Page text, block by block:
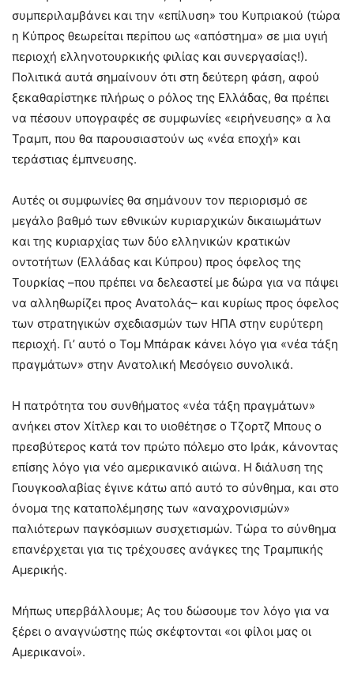
συμπεριλαμβάνει και την «επίλυση» του Κυπριακού (τώρα
η Κύπρος θεωρείται περίπου ως «απόστημα» σε μια υγιή
περιοχή ελληνοτουρκικής φιλίας και συνεργασίας!).
Πολιτικά αυτά σημαίνουν ότι στη δεύτερη φάση, αφού
ξεκαθαρίστηκε πλήρως ο ρόλος της Ελλάδας, θα πρέπει
να πέσουν υπογραφές σε συμφωνίες «ειρήνευσης» α λα
Τραμπ, που θα παρουσιαστούν ως «νέα εποχή» και
τεράστιας έμπνευσης.
Αυτές οι συμφωνίες θα σημάνουν τον περιορισμό σε
μεγάλο βαθμό των εθνικών κυριαρχικών δικαιωμάτων
και της κυριαρχίας των δύο ελληνικών κρατικών
οντοτήτων (Ελλάδας και Κύπρου) προς όφελος της
Τουρκίας –που πρέπει να δελεαστεί με δώρα για να πάψει
να αλληθωρίζει προς Ανατολάς– και κυρίως προς όφελος
των στρατηγικών σχεδιασμών των ΗΠΑ στην ευρύτερη
περιοχή. Γι’ αυτό ο Τομ Μπάρακ κάνει λόγο για «νέα τάξη
πραγμάτων» στην Ανατολική Μεσόγειο συνολικά.
Η πατρότητα του συνθήματος «νέα τάξη πραγμάτων»
ανήκει στον Χίτλερ και το υιοθέτησε ο Τζορτζ Μπους ο
πρεσβύτερος κατά τον πρώτο πόλεμο στο Ιράκ, κάνοντας
επίσης λόγο για νέο αμερικανικό αιώνα. Η διάλυση της
Γιουγκοσλαβίας έγινε κάτω από αυτό το σύνθημα, και στο
όνομα της καταπολέμησης των «αναχρονισμών»
παλιότερων παγκόσμιων συσχετισμών. Τώρα το σύνθημα
επανέρχεται για τις τρέχουσες ανάγκες της Τραμπικής
Αμερικής.
Μήπως υπερβάλλουμε; Ας του δώσουμε τον λόγο για να
ξέρει ο αναγνώστης πώς σκέφτονται «οι φίλοι μας οι
Αμερικανοί».